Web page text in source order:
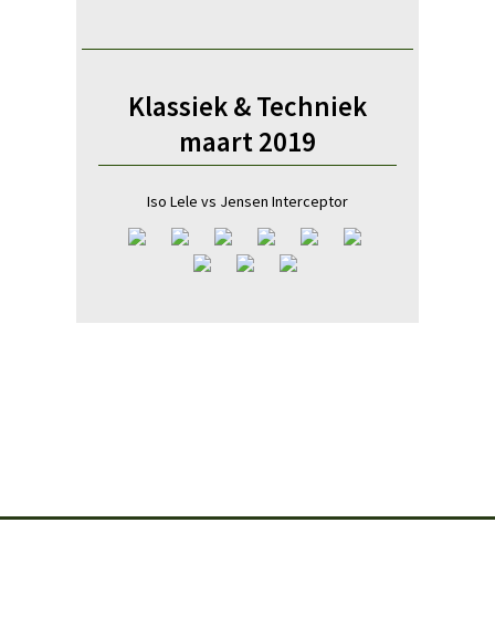
Klassiek & Techniek
maart 2019
Iso Lele vs Jensen Interceptor